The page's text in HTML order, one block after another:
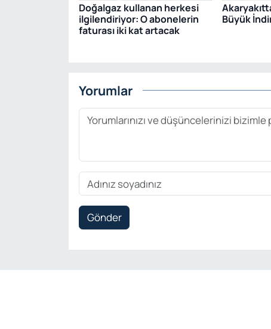
Doğalgaz kullanan herkesi
ilgilendiriyor: O abonelerin
faturası iki kat artacak
Büyük
Yorumlar
Gönder